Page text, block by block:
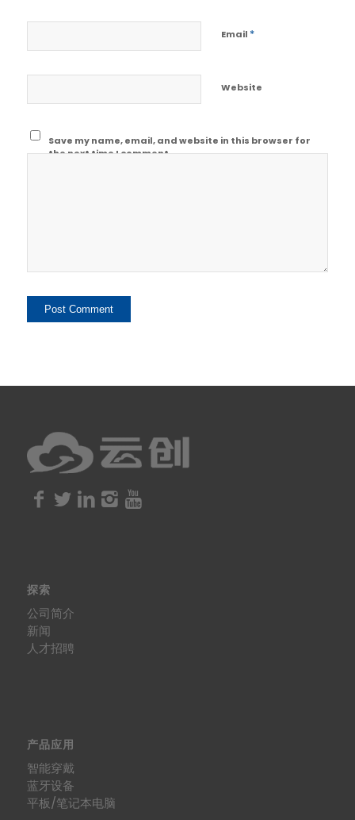
Email *
Website
Save my name, email, and website in this browser for
the next time I comment.
探索
公司简介
新闻
人才招聘
产品应用
智能穿戴
蓝牙设备
平板/笔记本电脑